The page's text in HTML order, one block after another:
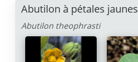
Abutilon à pétales jaunes
Abutilon theophrasti